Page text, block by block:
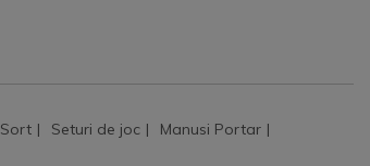
Sort Seturi de joc
Manusi Portar